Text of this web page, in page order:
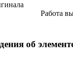
Работа
об